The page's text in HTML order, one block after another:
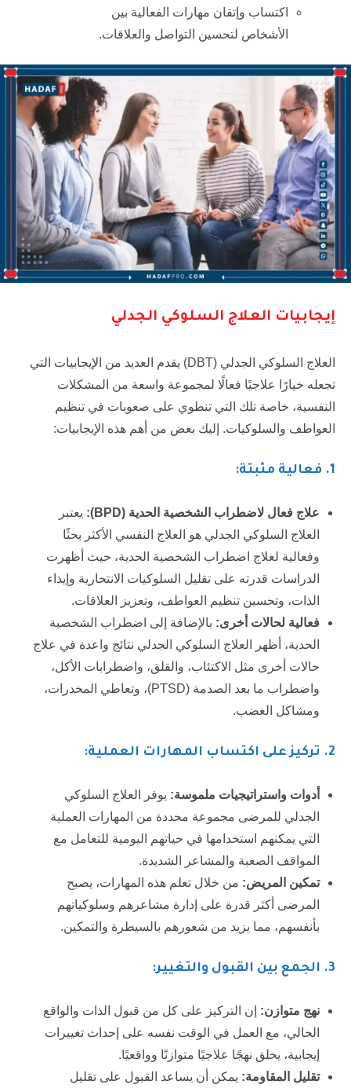
اكتساب وإتقان مهارات الفعالية بين
الأشخاص لتحسين التواصل والعلاقات.
إيجابيات العلاج السلوكي الجدلي
العلاج السلوكي الجدلي (DBT) يقدم العديد من الإيجابيات التي
تجعله خيارًا علاجيًا فعالًا لمجموعة واسعة من المشكلات
النفسية، خاصة تلك التي تنطوي على صعوبات في تنظيم
العواطف والسلوكيات. إليك بعض من أهم هذه الإيجابيات:
1. فعالية مثبتة:
علاج فعال لاضطراب الشخصية الحدية (BPD
): يعتبر
العلاج السلوكي الجدلي هو العلاج النفسي الأكثر بحثًا
وفعالية لعلاج اضطراب الشخصية الحدية، حيث أظهرت
الدراسات قدرته على تقليل السلوكيات الانتحارية وإيذاء
الذات، وتحسين تنظيم العواطف، وتعزيز العلاقات.
فعالية لحالات أخرى: بالإضافة إلى اضطراب الشخصية
الحدية، أظهر العلاج السلوكي الجدلي نتائج واعدة في علاج
حالات أخرى مثل الاكتئاب، والقلق، واضطرابات الأكل،
واضطراب ما بعد الصدمة (PTSD)، وتعاطي المخدرات،
ومشاكل الغضب.
2. تركيز على اكتساب المهارات العملية:
أدوات واستراتيجيات ملموسة: يوفر العلاج السلوكي
الجدلي للمرضى مجموعة محددة من المهارات العملية
التي يمكنهم استخدامها في حياتهم اليومية للتعامل مع
المواقف الصعبة والمشاعر الشديدة.
تمكين المريض: من خلال تعلم هذه المهارات، يصبح
المرضى أكثر قدرة على إدارة مشاعرهم وسلوكياتهم
بأنفسهم، مما يزيد من شعورهم بالسيطرة والتمكين.
3. الجمع بين القبول والتغيير:
نهج متوازن: إن التركيز على كل من قبول الذات والواقع
الحالي، مع العمل في الوقت نفسه على إحداث تغييرات
إيجابية، يخلق نهجًا علاجيًا متوازنًا وواقعيًا.
تقليل المقاومة: يمكن أن يساعد القبول على تقليل